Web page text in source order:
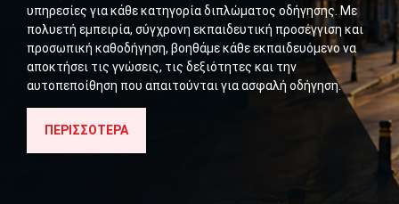
υπηρεσίες για κάθε κατηγορία διπλώματος οδήγησης. Με
πολυετή εμπειρία, σύγχρονη εκπαιδευτική προσέγγιση και
προσωπική καθοδήγηση, βοηθάμε κάθε εκπαιδευόμενο να
αποκτήσει τις γνώσεις, τις δεξιότητες και την
αυτοπεποίθηση που απαιτούνται για ασφαλή οδήγηση.
ΠΕΡΙΣΣΌΤΕΡΑ